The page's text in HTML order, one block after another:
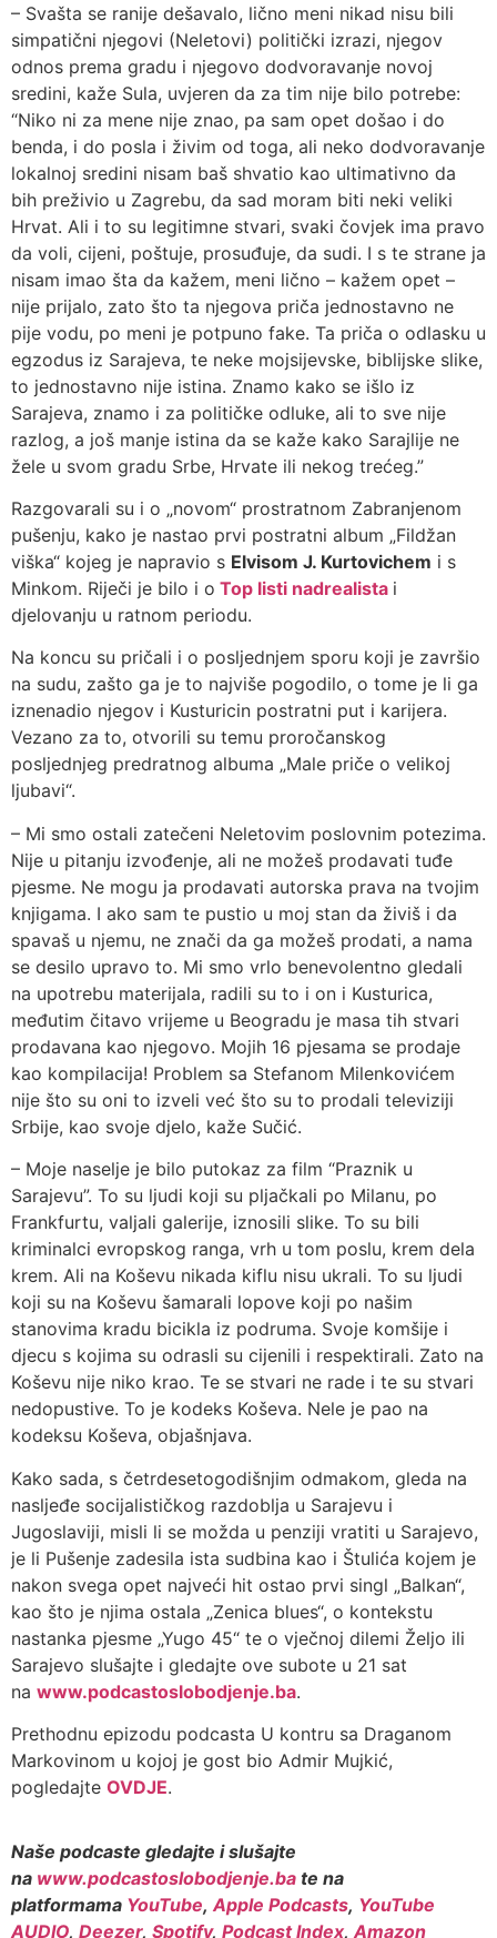
– Svašta se ranije dešavalo, lično meni nikad nisu bili
simpatični njegovi (Neletovi) politički izrazi, njegov
odnos prema gradu i njegovo dodvoravanje novoj
sredini, kaže Sula, uvjeren da za tim nije bilo potrebe:
“Niko ni za mene nije znao, pa sam opet došao i do
benda, i do posla i živim od toga, ali neko dodvoravanje
lokalnoj sredini nisam baš shvatio kao ultimativno da
bih preživio u Zagrebu, da sad moram biti neki veliki
Hrvat. Ali i to su legitimne stvari, svaki čovjek ima pravo
da voli, cijeni, poštuje, prosuđuje, da sudi. I s te strane ja
nisam imao šta da kažem, meni lično – kažem opet –
nije prijalo, zato što ta njegova priča jednostavno ne
pije vodu, po meni je potpuno fake. Ta priča o odlasku u
egzodus iz Sarajeva, te neke mojsijevske, biblijske slike,
to jednostavno nije istina. Znamo kako se išlo iz
Sarajeva, znamo i za političke odluke, ali to sve nije
razlog, a još manje istina da se kaže kako Sarajlije ne
žele u svom gradu Srbe, Hrvate ili nekog trećeg.”
Razgovarali su i o „novom“ prostratnom Zabranjenom
pušenju, kako je nastao prvi postratni album „Fildžan
viška“ kojeg je napravio s Elvisom J. Kurtovichem i s
Minkom. Riječi je bilo i o Top listi nadrealista i
djelovanju u ratnom periodu.
Na koncu su pričali i o posljednjem sporu koji je završio
na sudu, zašto ga je to najviše pogodilo, o tome je li ga
iznenadio njegov i Kusturicin postratni put i karijera.
Vezano za to, otvorili su temu proročanskog
posljednjeg predratnog albuma „Male priče o velikoj
ljubavi“.
– Mi smo ostali zatečeni Neletovim poslovnim potezima.
Nije u pitanju izvođenje, ali ne možeš prodavati tuđe
pjesme. Ne mogu ja prodavati autorska prava na tvojim
knjigama. I ako sam te pustio u moj stan da živiš i da
spavaš u njemu, ne znači da ga možeš prodati, a nama
se desilo upravo to. Mi smo vrlo benevolentno gledali
na upotrebu materijala, radili su to i on i Kusturica,
međutim čitavo vrijeme u Beogradu je masa tih stvari
prodavana kao njegovo. Mojih 16 pjesama se prodaje
kao kompilacija! Problem sa Stefanom Milenkovićem
nije što su oni to izveli već što su to prodali televiziji
Srbije, kao svoje djelo, kaže Sučić.
– Moje naselje je bilo putokaz za film “Praznik u
Sarajevu”. To su ljudi koji su pljačkali po Milanu, po
Frankfurtu, valjali galerije, iznosili slike. To su bili
kriminalci evropskog ranga, vrh u tom poslu, krem dela
krem. Ali na Koševu nikada kiflu nisu ukrali. To su ljudi
koji su na Koševu šamarali lopove koji po našim
stanovima kradu bicikla iz podruma. Svoje komšije i
djecu s kojima su odrasli su cijenili i respektirali. Zato na
Koševu nije niko krao. Te se stvari ne rade i te su stvari
nedopustive. To je kodeks Koševa. Nele je pao na
kodeksu Koševa, objašnjava.
Kako sada, s četrdesetogodišnjim odmakom, gleda na
nasljeđe socijalističkog razdoblja u Sarajevu i
Jugoslaviji, misli li se možda u penziji vratiti u Sarajevo,
je li Pušenje zadesila ista sudbina kao i Štulića kojem je
nakon svega opet najveći hit ostao prvi singl „Balkan“,
kao što je njima ostala „Zenica blues“, o kontekstu
nastanka pjesme „Yugo 45“ te o vječnoj dilemi Željo ili
Sarajevo slušajte i gledajte ove subote u 21 sat
na www.podcastoslobodjenje.ba.
Prethodnu epizodu podcasta U kontru sa Draganom
Markovinom u kojoj je gost bio Admir Mujkić,
pogledajte OVDJE.
Naše podcaste gledajte i slušajte
na www.podcastoslobodjenje.ba te na
platformama YouTube,Apple Podcasts, YouTube
AUDIO, Deezer, Spotify, Podcast Index,Amazon